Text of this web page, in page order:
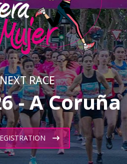
RACE
- A Coruña